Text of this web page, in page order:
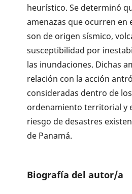
heurístico. Se determinó
amenazas que ocurren en
son de origen sísmico,
susceptibilidad por
las inundaciones. Dichas
relación con la acción
consideradas dentro de
ordenamiento territorial y
riesgo de desastres
de Panamá.
Biografía del autor/a